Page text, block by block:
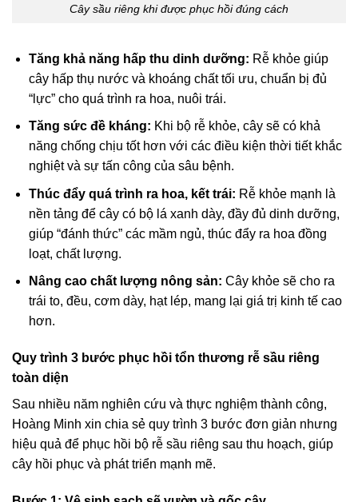
Cây sầu riêng khi được phục hồi đúng cách
Tăng khả năng hấp thu dinh dưỡng: Rễ khỏe giúp
cây hấp thụ nước và khoáng chất tối ưu, chuẩn bị đủ
“lực” cho quá trình ra hoa, nuôi trái.
Tăng sức đề kháng: Khi bộ rễ khỏe, cây sẽ có khả
năng chống chịu tốt hơn với các điều kiện thời tiết khắc
nghiệt và sự tấn công của sâu bệnh.
Thúc đẩy quá trình ra hoa, kết trái: Rễ khỏe mạnh là
nền tảng để cây có bộ lá xanh dày, đầy đủ dinh dưỡng,
giúp “đánh thức” các mầm ngủ, thúc đẩy ra hoa đồng
loạt, chất lượng.
Nâng cao chất lượng nông sản: Cây khỏe sẽ cho ra
trái to, đều, cơm dày, hạt lép, mang lại giá trị kinh tế cao
hơn.
Quy trình 3 bước phục hồi tổn thương rễ sầu riêng
toàn diện
Sau nhiều năm nghiên cứu và thực nghiệm thành công,
Hoàng Minh xin chia sẻ quy trình 3 bước đơn giản nhưng
hiệu quả để phục hồi bộ rễ sầu riêng sau thu hoạch, giúp
cây hồi phục và phát triển mạnh mẽ.